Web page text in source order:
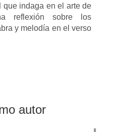
que indaga en el arte de
reflexión sobre los
y melodía en el verso
autor